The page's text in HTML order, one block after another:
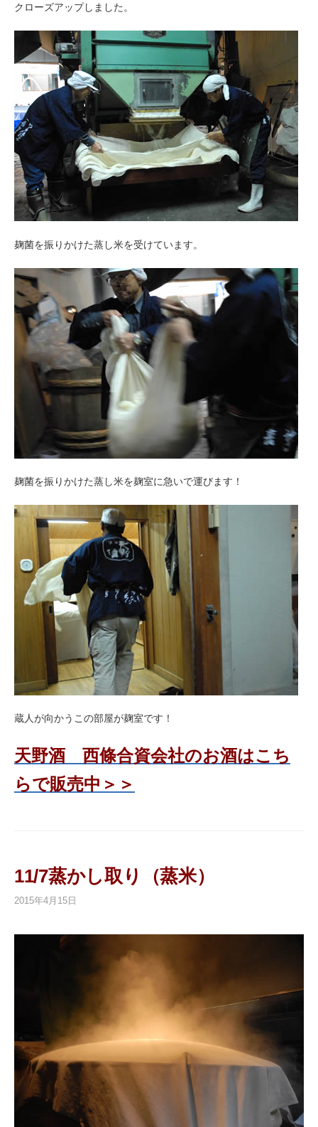
クローズアップしました。
麹菌を振りかけた蒸し米を受けています。
麹菌を振りかけた蒸し米を麹室に急いで運びます！
蔵人が向かうこの部屋が麹室です！
天野酒 西條合資会社のお酒はこち
らで販売中＞＞
11/7蒸かし取り（蒸米）
2015年4月15日